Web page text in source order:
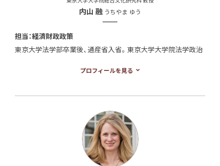
内山 融 うちやま ゆう
担当：経済財政政策
東京大学法学部卒業後、通産省入省。東京大学大学院法学政治
工科大学客員研究員などを経て現職。博士（法学）。専門は、現
1998年）、『小泉政権―「パトスの首相」は何を変えたのか』（中
公新書、2007年）、共編著に『専門性の政治学―デモクラシーと
の相克と和解』（ミネルヴァ書房、2012年）。
プロフィールを見る